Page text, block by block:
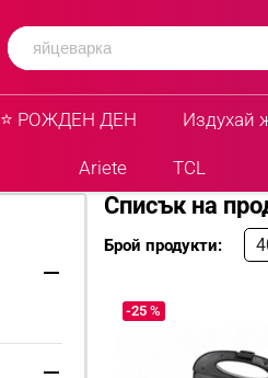
⭐ РОЖДЕН ДЕН Издухай
Ariete TCL
Списък на
Брой продукти:
-25 %